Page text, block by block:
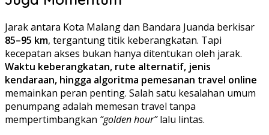
Jarak antara Kota Malang dan Bandara Juanda berkisar
85–95 km, tergantung titik keberangkatan. Tapi
kecepatan akses bukan hanya ditentukan oleh jarak.
Waktu keberangkatan, rute alternatif, jenis
kendaraan, hingga algoritma pemesanan travel online
memainkan peran penting. Salah satu kesalahan umum
penumpang adalah memesan travel tanpa
mempertimbangkan “golden hour”lalu lintas.